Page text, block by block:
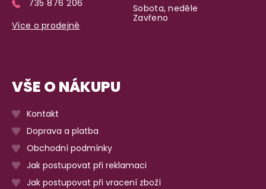
735 876 206
Více o prodejně
Sobota, neděle
Zavřeno
VŠE O NÁKUPU
Kontakt
Doprava a platba
Obchodní podmínky
Jak postupovat při reklamaci
Jak postupovat při vracení zboží